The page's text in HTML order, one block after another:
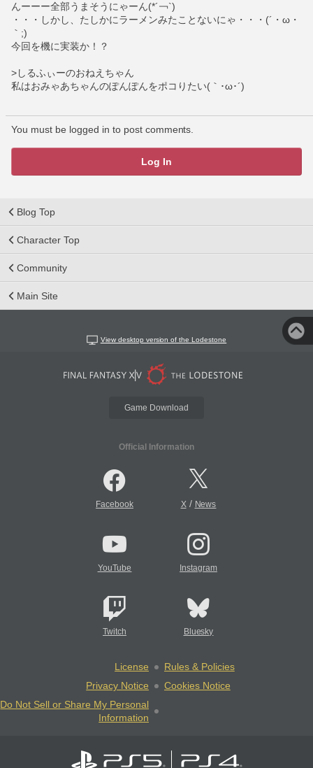
んーーー全部うまそうにゃーん(*´￢`)
・・・しかし、たしかにラーメンみたことないにゃ・・・(´・ω・
｀;)
今回を機に実装か！？
>しるふぃーのおねえちゃん
私はおみゃあちゃんのぽんぽんをポコりたい(｀･ω･´)
You must be logged in to post comments.
Log In
Blog Top
Character Top
Community
Main Site
View desktop version of the Lodestone
Game Download
Official Information
Facebook X/ News
YouTube Instagram
Twitch Bluesky
License
Rules & Policies
Privacy Notice
Cookies Notice
Do Not Sell or Share My Personal
Information